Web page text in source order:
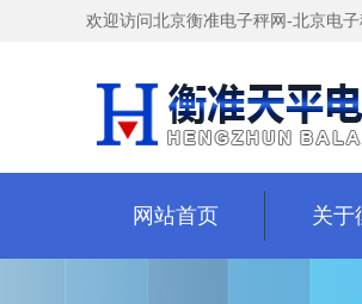
欢迎访问北京衡准电子秤网-北京电
网站首页 关于